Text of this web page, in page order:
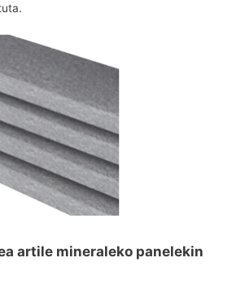
artile mineraleko panelekin